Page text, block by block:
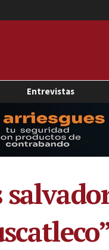
Entrevistas